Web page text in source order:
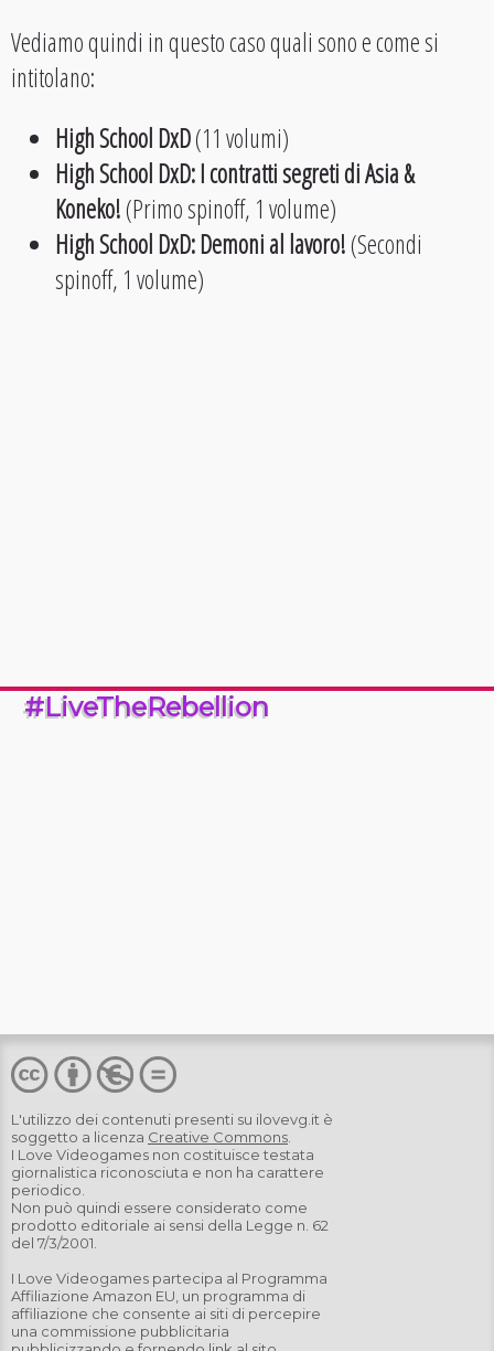
Vediamo quindi in questo caso quali sono e come si
intitolano:
High School DxD(11 volumi)
High School DxD: I contratti segreti di Asia &
Koneko!(Primo spinoff, 1 volume)
High School DxD: Demoni al lavoro!(Secondi
spinoff, 1 volume)
#LiveTheRebellion
L'utilizzo dei contenuti presenti su ilovevg.it è
soggetto a licenza Creative Commons.
I Love Videogames non costituisce testata
giornalistica riconosciuta e non ha carattere
periodico.
Non può quindi essere considerato come
prodotto editoriale ai sensi della Legge n. 62
del 7/3/2001.
I Love Videogames partecipa al Programma
Affiliazione Amazon EU, un programma di
affiliazione che consente ai siti di percepire
una commissione pubblicitaria